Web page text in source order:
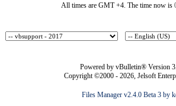
All times are GMT +4. The time now is
Powered by vBulletin® Version
Copyright ©2000 - 2026, Jelsoft
Files Manager v2.4.0 Beta 3 by